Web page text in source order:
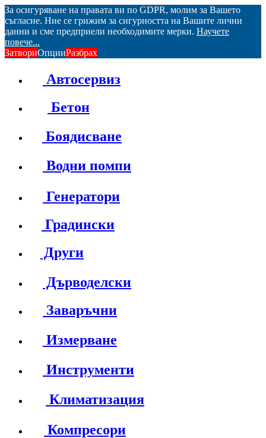
За осигуряване на правата ви по GDPR, молим за Вашето
съгласие. Ние се грижим за сигурността на Вашите лични
данни и сме предприели необходимите мерки. Научете
повече...
ЗатвориОпцииРазбрах
Автосервиз
Бетон
Боядисване
Водни помпи
Генератори
Градински
Други
Дърводелски
Заваръчни
Измерване
Инструменти
Климатизация
Компресори